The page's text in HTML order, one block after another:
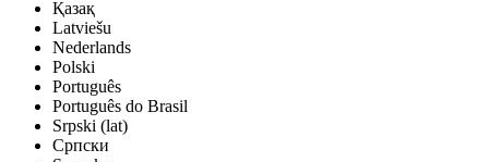
Қазақ
Latviešu
Nederlands
Polski
Português
Português do Brasil
Srpski (lat)
Српски